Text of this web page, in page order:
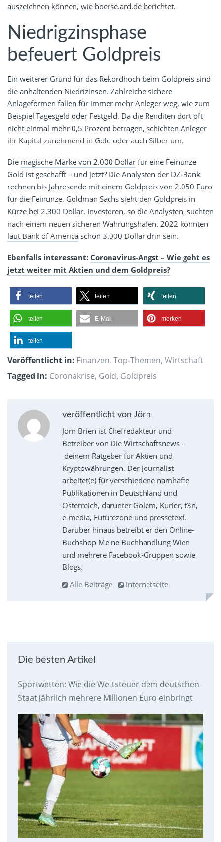
auszeichnen können, wie boerse.ard.de berichtet.
Niedrigzinsphase
befeuert Goldpreis
Ein weiterer Grund für das Rekordhoch beim Goldpreis sind
die anhaltenden Niedrizinsen. Zahlreiche sichere
Anlageformen fallen für immer mehr Anleger weg, wie zum
Beispiel Tagesgeld oder Festgeld. Da die Renditen dort oft
nicht einmal mehr 0,5 Prozent betragen, schichten Anleger
ihr Kapital zunehmend in Gold oder auch Silber um.
Die magische Marke von 2.000 Dollar für eine Feinunze
Gold ist geschafft – und jetzt? Die Analysten der DZ-Bank
rechnen bis Jahresende mit einem Goldpreis von 2.050 Euro
für die Feinunze. Goldman Sachs sieht den Goldpreis in
Kürze bei 2.300 Dollar. Investoren, so die Analysten, suchten
nach einem neuen sicheren Währungshafen. 2022 könnten
laut Bank of America schon 3.000 Dollar drin sein.
Ebenfalls interessant: Coronavirus-Angst – Wie geht es
jetzt weiter mit Aktien und dem Goldpreis?
teilen teilen teilen
teilen E-Mail merken
teilen
Veröffentlicht in: Finanzen, Top-Themen, Wirtschaft
Tagged in: Coronakrise, Gold, Goldpreis
veröffentlicht von Jörn
Jörn Brien ist Chefredakteur und
Betreiber von Die Wirtschaftsnews –
deinem Ratgeber für Aktien und
Kryptowährungen. Der Journalist
arbeitet(e) für verschiedene namhafte
Publikationen in Deutschland und
Österreich, darunter Golem, Kurier, t3n,
e-media, Futurezone und pressetext.
Darüber hinaus betreibt er den Online-
Buchshop Meine Buchhandlung Wien
und mehrere Facebook-Gruppen sowie
Blogs.
Alle Beiträge
Internetseite
Die besten Artikel
Sportwetten: Wie die Wettsteuer dem deutschen
Staat jährlich mehrere Millionen Euro einbringt